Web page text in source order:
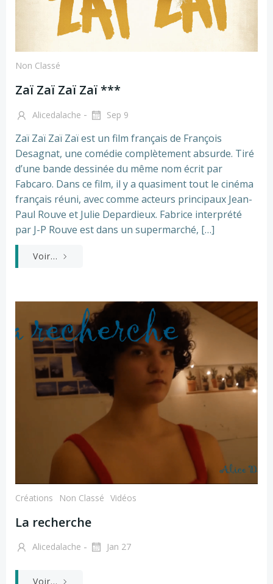
Non Classé
Zaï Zaï Zaï Zaï ***
Alicedalache - Sep 9
Zaï Zaï Zaï Zaï est un film français de François
Desagnat, une comédie complètement absurde. Tiré
d’une bande dessinée du même nom écrit par
Fabcaro. Dans ce film, il y a quasiment tout le cinéma
français réuni, avec comme acteurs principaux Jean-
Paul Rouve et Julie Depardieux. Fabrice interprété
par J-P Rouve est dans un supermarché, […]
Voir...
Créations Non Classé Vidéos
La recherche
Alicedalache - Jan 27
Voir...